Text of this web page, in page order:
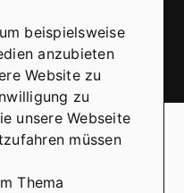
beispielsweise
anzubieten
Website zu
zu
unsere Webseite
müssen
Thema